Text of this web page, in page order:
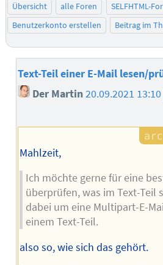
Übersicht alle Foren SELFHTML-
Benutzerkonto erstellen
Beitrag im
Text-Teil einer E-Mail lesen/
Der Martin20.09.2021 13:10
Mahlzeit,
Ich möchte gerne für eine
überprüfen, was im Text-Teil
dabei um eine Multipart-E-
einem Text-Teil.
also so, wie sich das gehört.